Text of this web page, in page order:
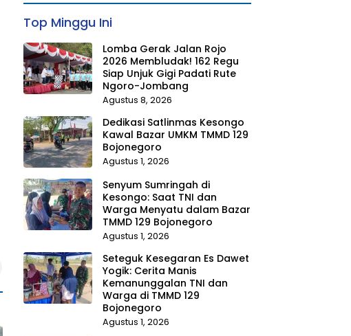
Top Minggu Ini
Lomba Gerak Jalan Rojo
2026 Membludak! 162 Regu
Siap Unjuk Gigi Padati Rute
Ngoro-Jombang
Agustus 8, 2026
Dedikasi Satlinmas Kesongo
Kawal Bazar UMKM TMMD 129
Bojonegoro
Agustus 1, 2026
Senyum Sumringah di
Kesongo: Saat TNI dan
Warga Menyatu dalam Bazar
TMMD 129 Bojonegoro
Agustus 1, 2026
Seteguk Kesegaran Es Dawet
Yogik: Cerita Manis
Kemanunggalan TNI dan
Warga di TMMD 129
Bojonegoro
Agustus 1, 2026